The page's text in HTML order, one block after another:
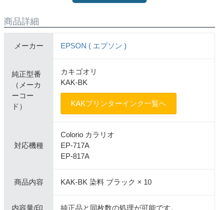
商品詳細
メーカー EPSON ( エプソン )
純正型番
（メーカ
ーコー
ド）
カキゴオリ
KAK-BK
KAKプリンターインク一覧へ
対応機種
Colorio カラリオ
EP-717A
EP-817A
商品内容 KAK-BK 染料 ブラック × 10
内容量/印
純正品と同枚数の処理が可能です。